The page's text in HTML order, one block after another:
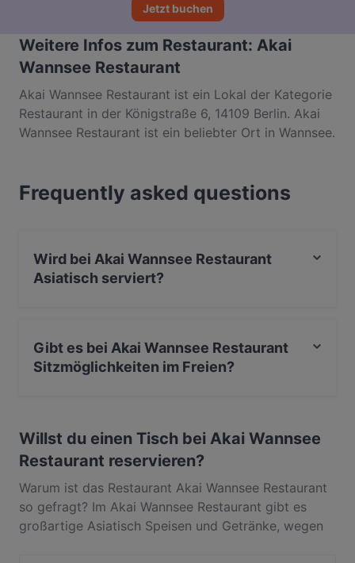
Jetzt buchen
Weitere Infos zum Restaurant: Akai
Wannsee Restaurant
Akai Wannsee Restaurant ist ein Lokal der Kategorie
Restaurant in der Königstraße 6, 14109 Berlin. Akai
Wannsee Restaurant ist ein beliebter Ort in Wannsee.
Feinschmeckererlebnis bist, entdecke die Gerichte
im Akai Wannsee Restaurant und erlebe authentische
Frequently asked questions
Wird bei Akai Wannsee Restaurant
Asiatisch serviert?
Gibt es bei Akai Wannsee Restaurant
Sitzmöglichkeiten im Freien?
Willst du einen Tisch bei Akai Wannsee
Restaurant reservieren?
Warum ist das Restaurant Akai Wannsee Restaurant
so gefragt? Im Akai Wannsee Restaurant gibt es
großartige Asiatisch Speisen und Getränke, wegen